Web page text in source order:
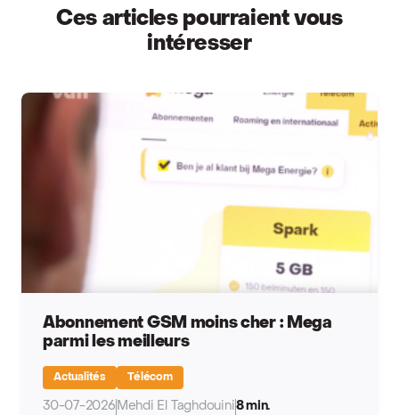
Ces articles pourraient vous
intéresser
Abonnement GSM moins cher : Mega
parmi les meilleurs
Actualités Télécom
30-07-2026 Mehdi El Taghdouini8 min.